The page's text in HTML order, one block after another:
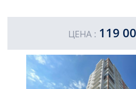
ЦЕНА : 119